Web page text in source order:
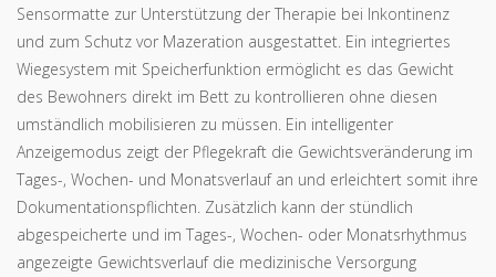
Sensormatte zur Unterstützung der Therapie bei Inkontinenz
und zum Schutz vor Mazeration ausgestattet. Ein integriertes
Wiegesystem mit Speicherfunktion ermöglicht es das Gewicht
des Bewohners direkt im Bett zu kontrollieren ohne diesen
umständlich mobilisieren zu müssen. Ein intelligenter
Anzeigemodus zeigt der Pflegekraft die Gewichtsveränderung im
Tages-, Wochen- und Monatsverlauf an und erleichtert somit ihre
Dokumentationspflichten. Zusätzlich kann der stündlich
abgespeicherte und im Tages-, Wochen- oder Monatsrhythmus
angezeigte Gewichtsverlauf die medizinische Versorgung